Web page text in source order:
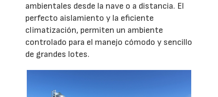
ambientales desde la nave o a distancia. El
perfecto aislamiento y la eficiente
climatización, permiten un ambiente
controlado para el manejo cómodo y sencillo
de grandes lotes.